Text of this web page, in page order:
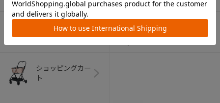
アウトドアグッズ
（ヘルメット）
ペット用品
ショッピングカー
ト